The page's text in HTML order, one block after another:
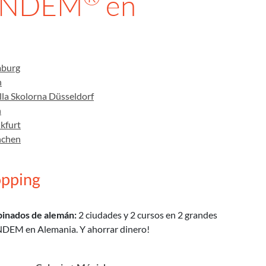
Skolorna Düsseldorf
de alemán:2 ciudades y 2 cursos en 2 grandes
en Alemania. Y ahorrar dinero!